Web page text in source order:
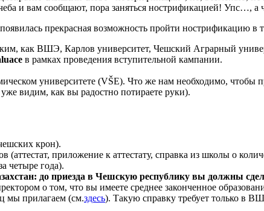
и вам сообщают, пора заняться нострификацией! Упс…, а
прекрасная возможность пройти нострификацию в
как ВШЭ, Карлов университет, Чешский Аграрный
в рамках проведения вступительной кампании.
университете (VŠE). Что же нам необходимо, чтобы
видим, как вы радостно потираете руки).
крон).
приложение к аттестату, справка из школы о
четыре года).
до приезда в Чешскую республику вы должны
о том, что вы имеете среднее законченное
мы прилагаем (см.здесь). Такую справку требует только в